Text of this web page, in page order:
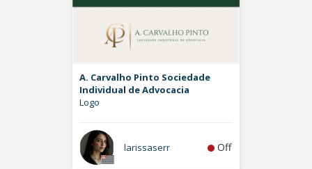
A. Carvalho Pinto Sociedade
Individual de Advocacia
Logo
larissaserr Off